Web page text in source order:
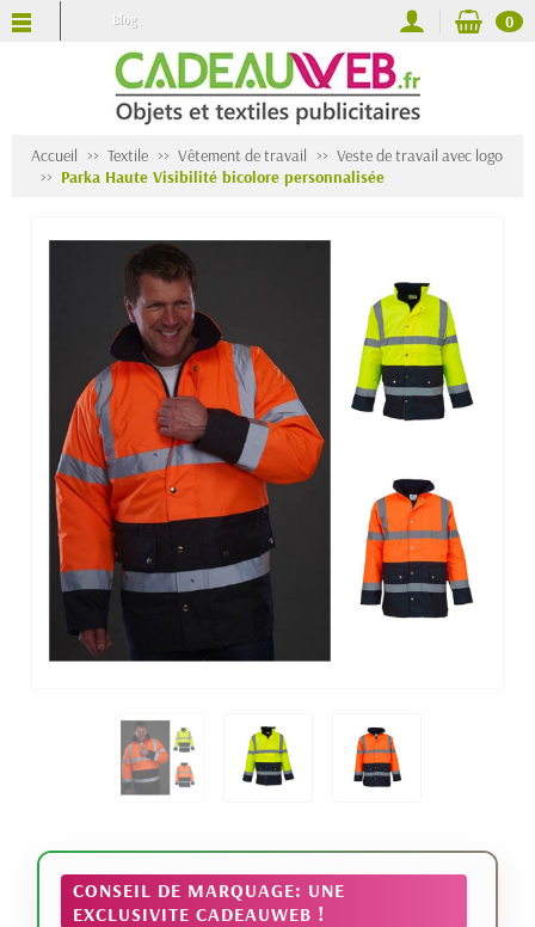
Blog 0
Accueil Textile Vêtement de travail
Veste de travail avec logo
Parka Haute Visibilité bicolore personnalisée
CONSEIL DE MARQUAGE: UNE
EXCLUSIVITE CADEAUWEB !